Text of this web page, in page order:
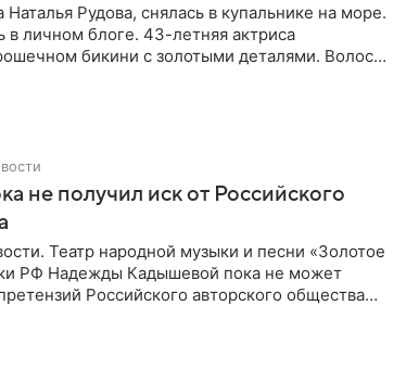
Наталья Рудова, снялась в купальнике на море.
личном блоге. 43-летняя актриса
бикини с золотыми деталями. Волосы
не получил иск от Российского
Театр народной музыки и песни «Золотое
РФ Надежды Кадышевой пока не может
Российского авторского общества